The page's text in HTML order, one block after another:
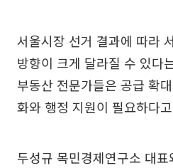
서울시장 선거 결과에 따라
방향이 크게 달라질 수 있다
부동산 전문가들은 공급 확
화와 행정 지원이 필요하다
두성규 목민경제연구소 대